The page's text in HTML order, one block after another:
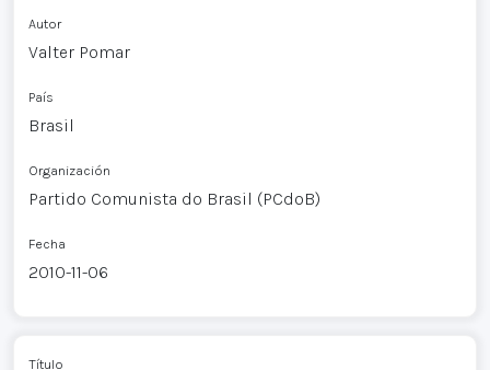
Autor
Valter Pomar
País
Brasil
Organización
Partido Comunista do Brasil (PCdoB)
Fecha
2010-11-06
Título